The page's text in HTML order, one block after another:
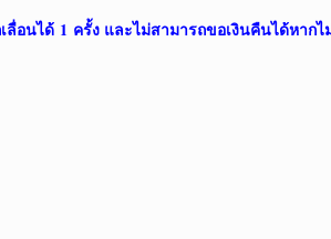
ลื่อนได้ 1 ครั้ง และไม่สามารถขอเงินคืนได้หากไ